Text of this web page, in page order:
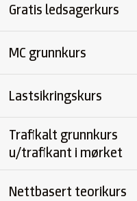
Gratis ledsagerkurs
MC grunnkurs
Lastsikringskurs
Trafikalt grunnkurs
u/trafikant i mørket
Nettbasert teorikurs